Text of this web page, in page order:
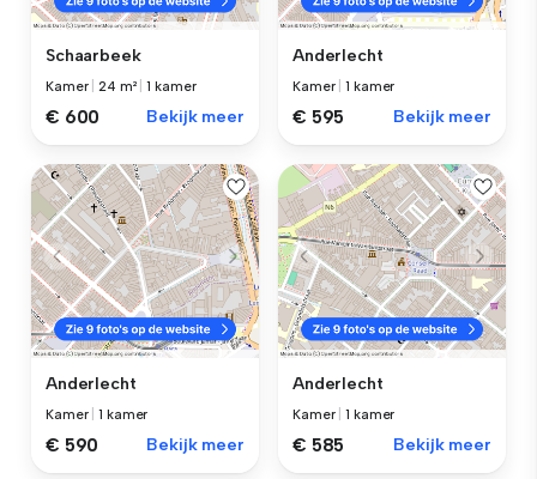
Schaarbeek
Kamer |24 m² |1 kamer
€ 600 Bekijk meer
Anderlecht
Kamer |1 kamer
€ 595 Bekijk meer
Anderlecht
Kamer |1 kamer
€ 590 Bekijk meer
Anderlecht
Kamer |1 kamer
€ 585 Bekijk meer